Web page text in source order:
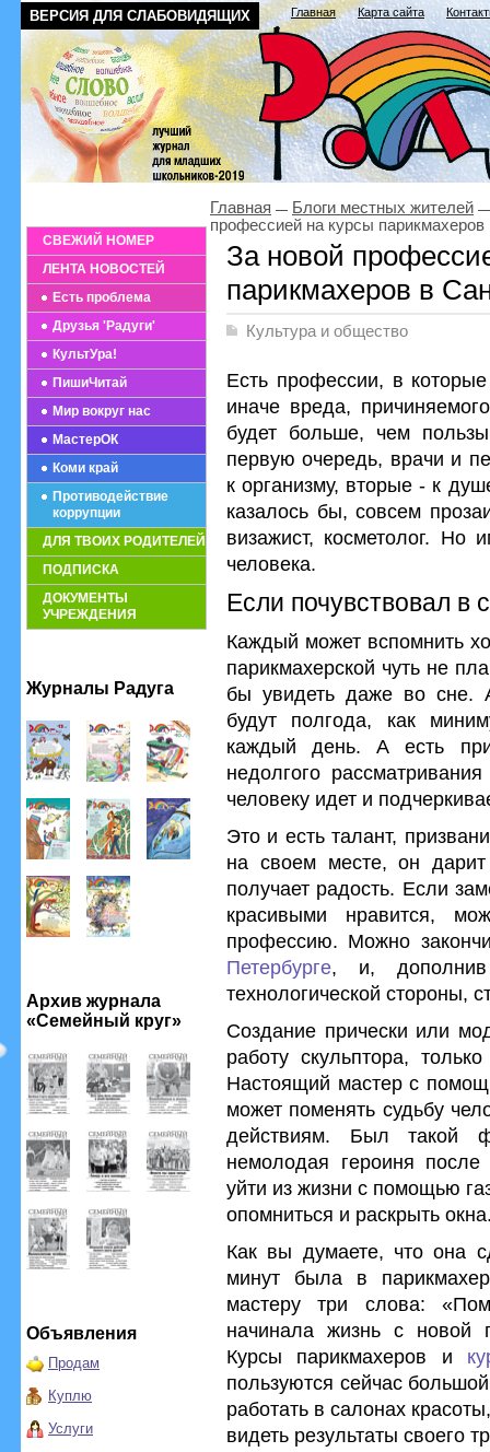
ВЕРСИЯ ДЛЯ СЛАБОВИДЯЩИХ Главная Карта сайта
СВЕЖИЙ НОМЕР
ЛЕНТА НОВОСТЕЙ
Есть проблема
Друзья 'Радуги'
КультУра!
ПишиЧитай
Мир вокруг нас
МастерОК
Коми край
Противодействие
коррупции
ДЛЯ ТВОИХ РОДИТЕЛЕЙ
ПОДПИСКА
ДОКУМЕНТЫ
УЧРЕЖДЕНИЯ
Журналы Радуга
Архив журнала
«Семейный круг»
Объявления
Продам
Куплю
Услуги
Главная
Блоги местных жителей
профессией на курсы парикмахеров
За новой
парикмахеров в
Культура и общество
Есть профессии, в
иначе вреда,
будет больше, чем
первую очередь, врачи и
к организму, вторые - к
казалось бы, совсем
визажист, косметолог. Но
человека.
Если почувствовал в
Каждый может вспомнить
парикмахерской чуть не
бы увидеть даже во сне.
будут полгода, как
каждый день. А есть
недолгого
человеку идет и
Это и есть талант,
на своем месте, он
получает радость. Если
красивыми нравится,
профессию. Можно
Петербурге, и, дополнив
технологической стороны,
Создание прически или
работу скульптора,
Настоящий мастер с
может поменять судьбу
действиям. Был такой
немолодая героиня
уйти из жизни с помощью
опомниться и раскрыть
Как вы думаете, что она
минут была в
мастеру три слова:
начинала жизнь с новой
Курсы парикмахеров и
пользуются сейчас
работать в салонах
видеть результаты своего